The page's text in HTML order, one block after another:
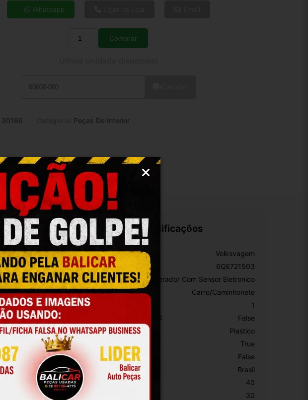
R$ 22,78
R$ 18,18
Whatsapp
Quantidade
Comprar
30186 Peças De Interior
Especificações
Marca: Volksvagem
Número De Peça: 6QE721503
Tipo De Pedal: Acelerador Com Sensor Eletronico
Tipo De Veículo: Carro/Caminhonete
Comprimento: 1
Com Superficie Removível: False
Materiais Da Superfície: Plastico
True
É Esportivo: False
Origem: Brasil
Altura Da Embalagem: 40
30